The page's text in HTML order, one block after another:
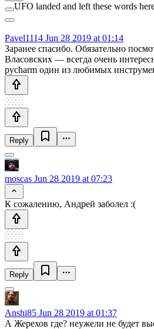
UFO landed and left these words
Pavel1114 Jun 28 2019 at 01:14
Заранее спасибо. Обязательно
Власовских — всегда очень
pycharm один из любимых
Reply
moscas Jun 28 2019 at 07:23
К сожалению, Андрей заболел :(
Reply
Anshi85 Jun 28 2019 at 01:37
А Жерехов где? неужели не будет